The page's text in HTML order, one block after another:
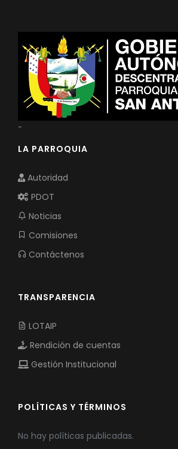
-
LA PARROQUIA
Autoridad
PDOT
Noticias
Comisiones
Contáctenos
TRANSPARENCIA
LOTAIP
Rendición de cuentas
Gestión Institucional
POLÍTICAS Y TÉRMINOS
No hay políticas publicadas.